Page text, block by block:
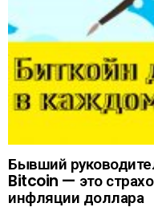
Бывший
Bitcoin — это
инфляции доллара